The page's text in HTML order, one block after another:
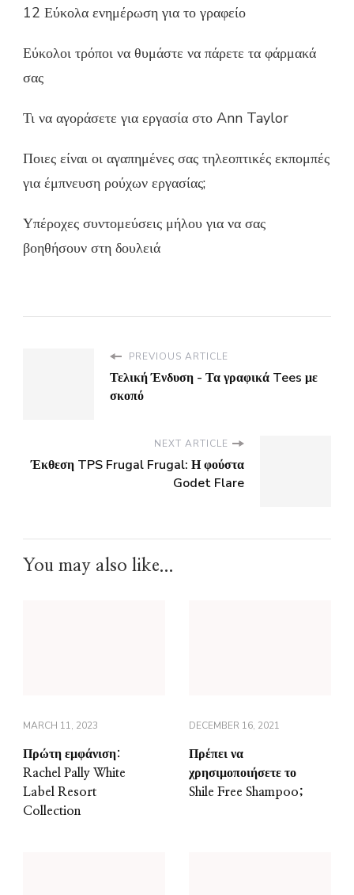
12 Εύκολα ενημέρωση για το γραφείο
Εύκολοι τρόποι να θυμάστε να πάρετε τα φάρμακά
σας
Τι να αγοράσετε για εργασία στο Ann Taylor
Ποιες είναι οι αγαπημένες σας τηλεοπτικές εκπομπές
για έμπνευση ρούχων εργασίας;
Υπέροχες συντομεύσεις μήλου για να σας
βοηθήσουν στη δουλειά
PREVIOUS ARTICLE
Τελική Ένδυση - Τα γραφικά Tees με
σκοπό
NEXT ARTICLE
Έκθεση TPS Frugal Frugal: Η φούστα
Godet Flare
You may also like...
MARCH 11, 2023
Πρώτη εμφάνιση:
Rachel Pally White
Label Resort
Collection
DECEMBER 16, 2021
Πρέπει να
χρησιμοποιήσετε το
Shile Free Shampoo;